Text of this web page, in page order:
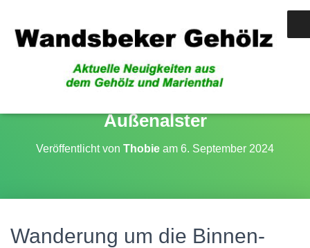
Außenalster
Veröffentlicht von Thobie am 6. September 2024
Wanderung um die Binnen-